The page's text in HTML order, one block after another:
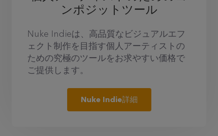
ンポジットツール
Nuke Indieは、高品質なビジュアルエフ
ェクト制作を目指す個人アーティストの
ための究極のツールをお求やすい価格で
ご提供します。
Nuke Indie詳細